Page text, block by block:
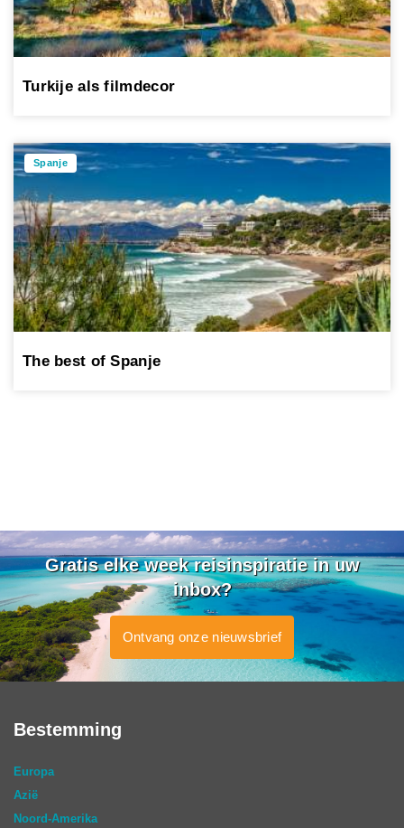
Turkije als filmdecor
Spanje
The best of Spanje
Gratis elke week reisinspiratie in uw
inbox?
Ontvang onze nieuwsbrief
Bestemming
Europa
Azië
Noord-Amerika